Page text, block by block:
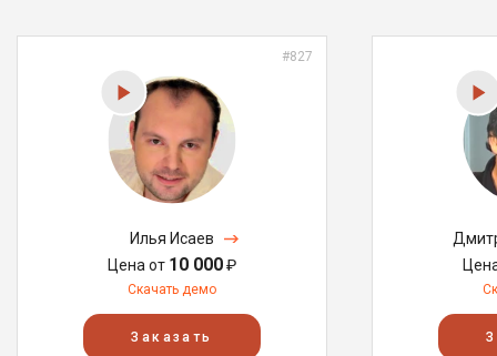
#827
Илья Исаев
Цена от 10 000₽
Скачать демо
Заказать